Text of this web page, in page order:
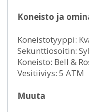
Koneisto ja
Koneistotyyppi:
Sekunttiosoitin:
Koneisto: Bell &
Vesitiiviys: 5 ATM
Muuta